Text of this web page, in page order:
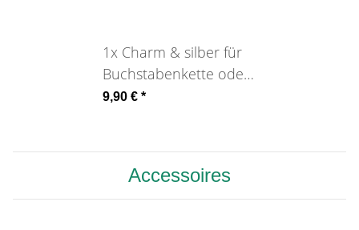
1x Charm & silber für
Buchstabenkette oder
Armband
9,90 € *
Accessoires